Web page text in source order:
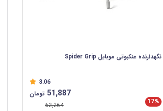
نگهدارنده عنکبوتی موبایل Spider Grip
3.06
17%
51,887 تومان
62,264